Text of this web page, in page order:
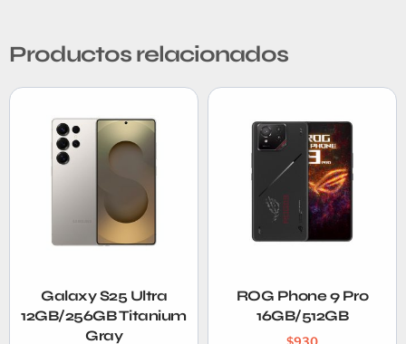
Productos relacionados
Galaxy S25 Ultra
12GB/256GB Titanium
Gray
ROG Phone 9 Pro
16GB/512GB